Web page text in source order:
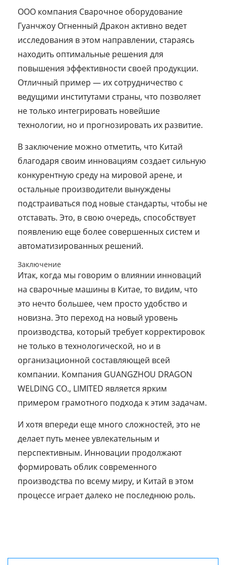
ООО компания Сварочное оборудование
Гуанчжоу Огненный Дракон активно ведет
исследования в этом направлении, стараясь
находить оптимальные решения для
повышения эффективности своей продукции.
Отличный пример — их сотрудничество с
ведущими институтами страны, что позволяет
не только интегрировать новейшие
технологии, но и прогнозировать их развитие.
В заключение можно отметить, что Китай
благодаря своим инновациям создает сильную
конкурентную среду на мировой арене, и
остальные производители вынуждены
подстраиваться под новые стандарты, чтобы не
отставать. Это, в свою очередь, способствует
появлению еще более совершенных систем и
автоматизированных решений.
Заключение
Итак, когда мы говорим о влиянии инноваций
на сварочные машины в Китае, то видим, что
это нечто большее, чем просто удобство и
новизна. Это переход на новый уровень
производства, который требует корректировок
не только в технологической, но и в
организационной составляющей всей
компании. Компания GUANGZHOU DRAGON
WELDING CO., LIMITED является ярким
примером грамотного подхода к этим задачам.
И хотя впереди еще много сложностей, это не
делает путь менее увлекательным и
перспективным. Инновации продолжают
формировать облик современного
производства по всему миру, и Китай в этом
процессе играет далеко не последнюю роль.